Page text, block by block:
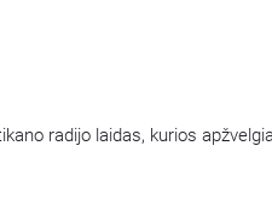
radijo laidas, kurios